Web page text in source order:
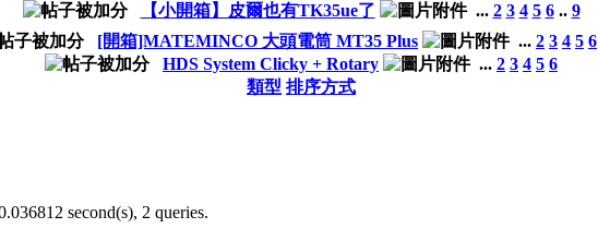
【小開箱】皮爾也有TK35ue了 ... 2 3 4 5 6.. 9
[開箱]MATEMINCO 大頭電筒 MT35 Plus
... 2 3 4 5 6
HDS System Clicky + Rotary
... 2 3 4 5 6
類型 排序方式
second(s), 2 queries.